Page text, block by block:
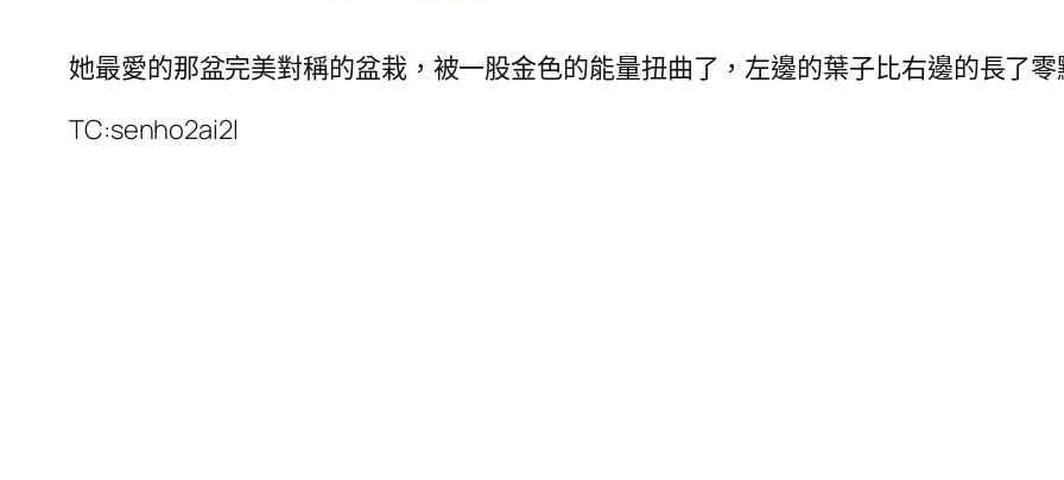
她最愛的那盆完美對稱的盆栽，被一股金色的能量扭曲了，左邊的葉子比右邊的長了
TC:senho2ai2l